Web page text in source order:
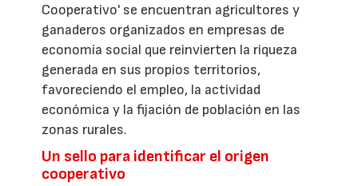
Cooperativo' se encuentran agricultores y
ganaderos organizados en empresas de
economía social que reinvierten la riqueza
generada en sus propios territorios,
favoreciendo el empleo, la actividad
económica y la fijación de población en las
zonas rurales.
Un sello para identificar el origen
cooperativo